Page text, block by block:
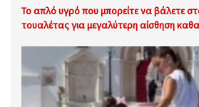
Το απλό υγρό που μπορείτε να βάλετε
τουαλέτας για μεγαλύτερη αίσθηση